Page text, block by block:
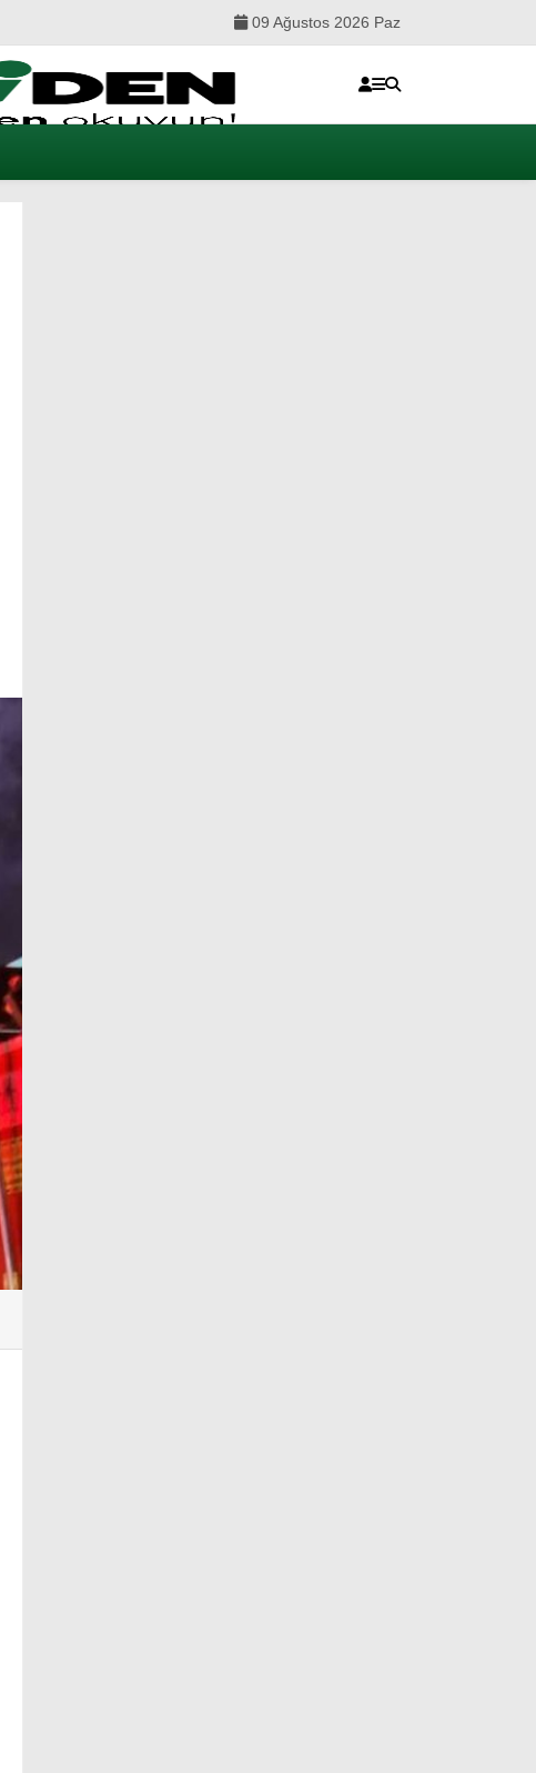
09 Ağustos 2026 Paz